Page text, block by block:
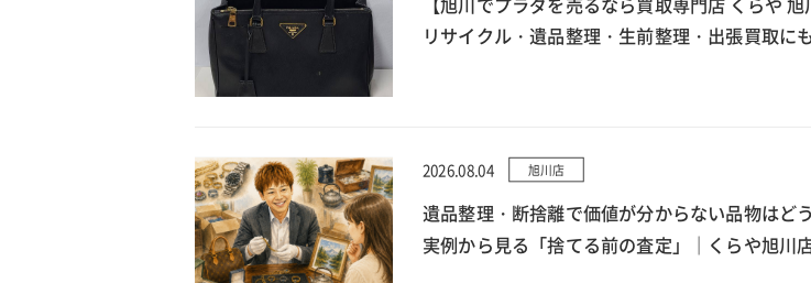
リサイクル・遺品整理・生前整理・出張買取にも
2026.08.04 旭川店
遺品整理・断捨離で価値が分からない品物はど
実例から見る「捨てる前の査定」｜くらや旭川